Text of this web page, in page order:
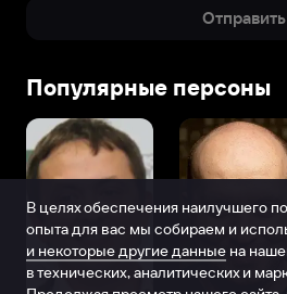
Отправить
Популярные персоны
В целях обеспечения наилучшего
опыта для вас мы собираем и
и некоторые другие данные на
в технических, аналитических и